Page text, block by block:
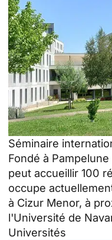
Séminaire
Fondé à
peut accueillir 100
occupe
à Cizur Menor, à
l'Université de
Universités